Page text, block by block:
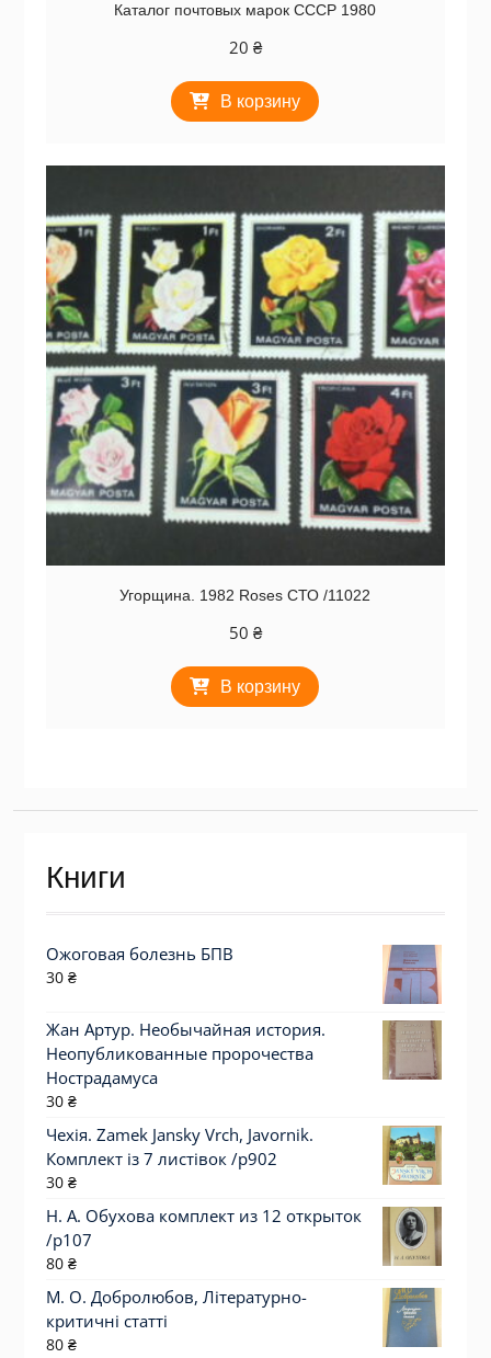
Каталог почтовых марок СССР 1980
20 ₴
В корзину
Угорщина. 1982 Roses СТО /11022
50 ₴
В корзину
Книги
Ожоговая болезнь БПВ
30 ₴
Жан Артур. Необычайная история.
Неопубликованные пророчества
Нострадамуса
30 ₴
Чехія. Zamek Jansky Vrch, Javornik.
Комплект із 7 листівок /р902
30 ₴
Н. А. Обухова комплект из 12 открыток
/p107
80 ₴
М. О. Добролюбов, Літературно-
критичні статті
80 ₴